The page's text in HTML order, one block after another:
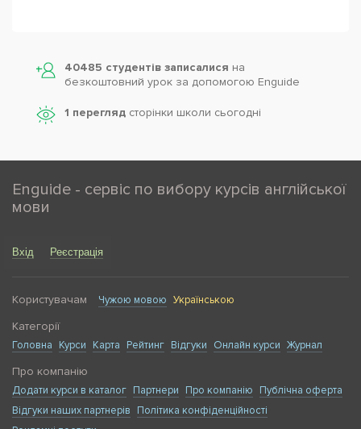
40485 студентів записалися на
безкоштовний урок за допомогою Enguide
1 перегляд сторінки школи cьогодні
Enguide - сервіс по вибору курсів англійської
мови
Вхід Реєстрація
Користувачам Чужою мовою Українською
Категорії
Головна Курси Карта Рейтинг Відгуки Онлайн курси Журнал
Про компанію
Додати курси в каталог Партнери Про компанію
Публічна оферта
Відгуки наших партнерів
Політика конфіденційності